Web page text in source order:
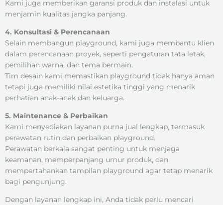
Kami juga memberikan garansi produk dan instalasi untuk
menjamin kualitas jangka panjang.
4. Konsultasi & Perencanaan
Selain membangun playground, kami juga membantu klien
dalam perencanaan proyek, seperti pengaturan tata letak,
pemilihan warna, dan tema bermain.
Tim desain kami memastikan playground tidak hanya aman
tetapi juga memiliki nilai estetika tinggi yang menarik
perhatian anak-anak dan keluarga.
5. Maintenance & Perbaikan
Kami menyediakan layanan purna jual lengkap, termasuk
perawatan rutin dan perbaikan playground.
Perawatan berkala sangat penting untuk menjaga
keamanan, memperpanjang umur produk, dan
mempertahankan tampilan playground agar tetap menarik
bagi pengunjung.
Dengan layanan lengkap ini, Anda tidak perlu mencari